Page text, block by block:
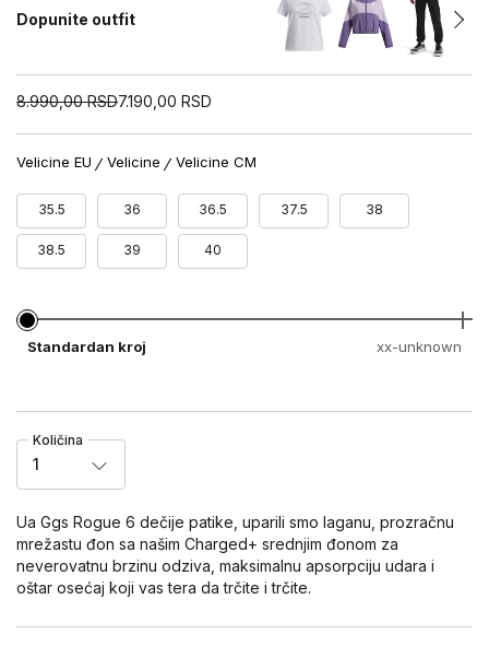
Dopunite outfit
8.990,00 RSD7.190,00 RSD
Velicine EU Velicine Velicine CM
35.5 36 36.5 37.5 38
38.5 39 40
Standardan kroj xx-unknown
Količina
1
Ua Ggs Rogue 6 dečije patike, uparili smo laganu, prozračnu
mrežastu đon sa našim Charged+ srednjim đonom za
neverovatnu brzinu odziva, maksimalnu apsorpciju udara i
oštar osećaj koji vas tera da trčite i trčite.